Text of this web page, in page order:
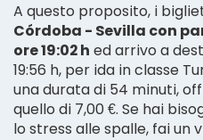
A questo proposito, i
Córdoba - Sevilla con
ore 19:02 h ed arrivo a
19:56 h, per ida in classe
una durata di 54 minuti,
quello di 7,00 €. Se hai
lo stress alle spalle, fai un